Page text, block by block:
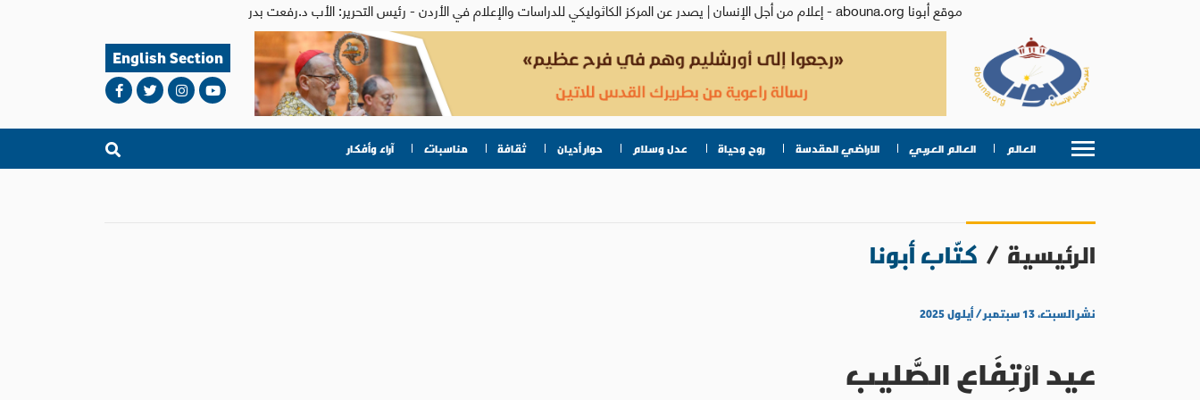
موقع أبونا abouna.org - إعلام من أجل الإنسان | يصدر عن المركز الكاثوليكي للدراسات والإعلام في الأردن - رئيس التحرير: الأب د.رفعت بدر
English Section
العالم العالم العربي الاراضي المقدسة روح وحياة عدل وسلام حوار أديان ثقافة مناسبات آراء وأفكار
الرئيسية / كتّاب أبونا
نشر السبت، ١٣ سبتمبر / أيلول ٢٠٢٥
عيد ارْتِفَاع الصَّليب